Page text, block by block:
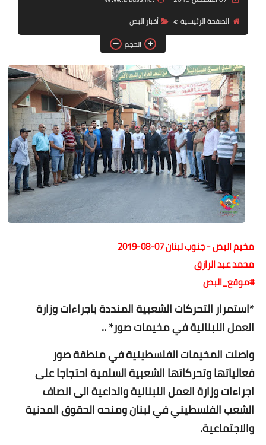
الصفحة الرئيسية
أخبار البص
الحجم
مخيم البص - جنوب لبنان 07-08-2019
محمد عبد الرازق
#موقع_البص
*استمرار التحركات الشعبية المنددة باجراءات وزارة
العمل اللبنانية في مخيمات صور* ..
واصلت المخيمات الفلسطينية في منطقة صور
فعالياتها وتحركاتها الشعبية السلمية احتجاجا على
اجراءات وزارة العمل اللبنانية والداعية الى انصاف
الشعب الفلسطيني في لبنان ومنحه الحقوق المدنية
والاجتماعية.